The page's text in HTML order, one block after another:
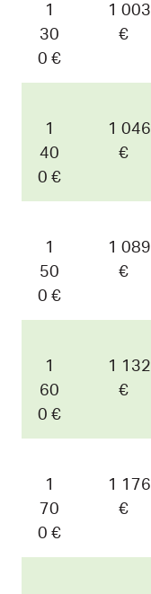
1
30
0 €
1 003
€
1
40
0 €
1 046
€
1
50
0 €
1 089
€
1
60
0 €
1 132
€
1
70
0 €
1 176
€